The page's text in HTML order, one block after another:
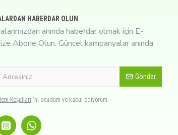
HABERDAR OLUN
anında haberdar olmak için E-
Abone Olun. Güncel kampanyalar anında
Gönder
Koşulları 'ni okudum ve kabul ediyorum.